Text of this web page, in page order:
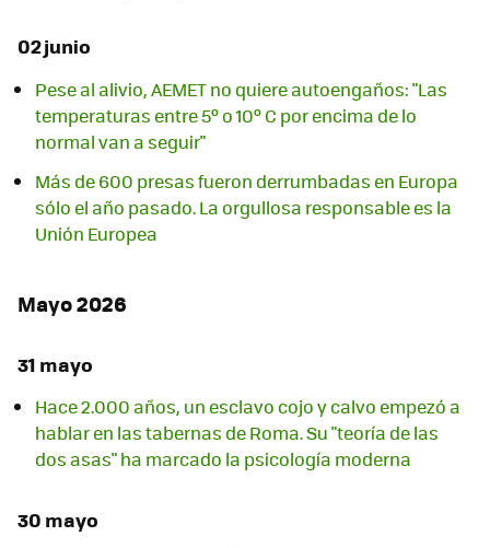
02 junio
Pese al alivio, AEMET no quiere autoengaños: "Las
temperaturas entre 5º o 10º C por encima de lo
normal van a seguir"
Más de 600 presas fueron derrumbadas en Europa
sólo el año pasado. La orgullosa responsable es la
Unión Europea
Mayo 2026
31 mayo
Hace 2.000 años, un esclavo cojo y calvo empezó a
hablar en las tabernas de Roma. Su "teoría de las
dos asas" ha marcado la psicología moderna
30 mayo